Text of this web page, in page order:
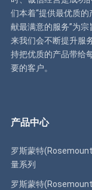
们本着“提供最优质的
献最满意的服务”为宗
来我们会不断提升服
持把优质的产品带给
要的客户。
产品中心
罗斯蒙特
量系列
罗斯蒙特